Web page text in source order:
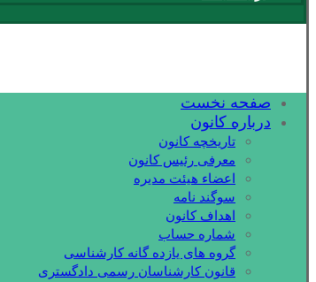
صفحه نخست
درباره کانون
تاریخچه کانون
معرفی رئیس کانون
اعضاء هیئت مدیره
سوگند نامه
اهداف کانون
شماره حساب
گروه های یازده گانه کارشناسی
قانون کارشناسان رسمی دادگستری